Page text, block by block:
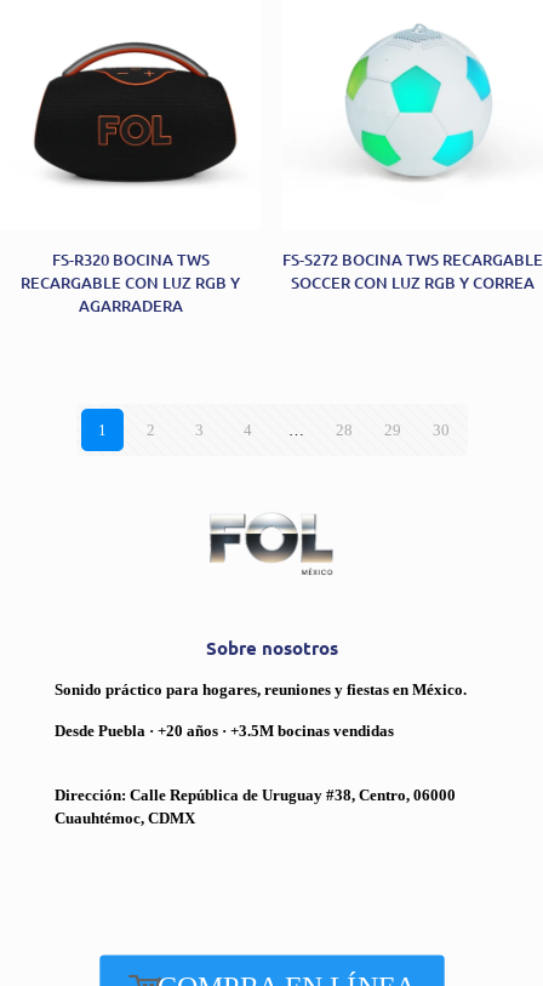
FS-R320 BOCINA TWS
RECARGABLE CON LUZ RGB Y
AGARRADERA
FS-S272 BOCINA TWS RECARGABLE
SOCCER CON LUZ RGB Y CORREA
1 2 3 4 … 28 29 30
Sobre nosotros
Sonido práctico para hogares, reuniones y fiestas en México.
Desde Puebla · +20 años · +3.5M bocinas vendidas
Dirección: Calle República de Uruguay #38, Centro, 06000
Cuauhtémoc, CDMX